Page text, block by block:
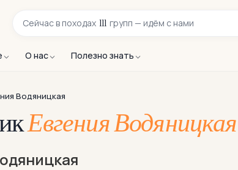
Сейчас в походах 111 групп — идём с нами
О нас Полезно знать
Водяницкая
Евгения Водяницкая